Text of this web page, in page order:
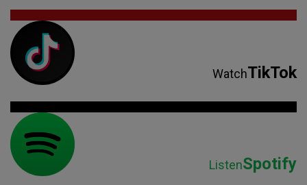
WatchTikTok
ListenSpotify